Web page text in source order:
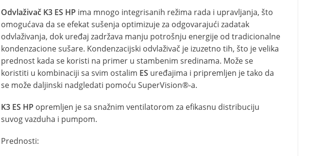
Odvlaživač K3 ES HP ima mnogo integrisanih režima rada i upravljanja, što
omogućava da se efekat sušenja optimizuje za odgovarajući zadatak
odvlaživanja, dok uređaj zadržava manju potrošnju energije od tradicionalne
kondenzacione sušare. Kondenzacijski odvlaživač je izuzetno tih, što je velika
prednost kada se koristi na primer u stambenim sredinama. Može se
koristiti u kombinaciji sa svim ostalim ES uređajima i pripremljen je tako da
se može daljinski nadgledati pomoću SuperVision®-a.
K3 ES HP opremljen je sa snažnim ventilatorom za efikasnu distribuciju
suvog vazduha i pumpom.
Prednosti: